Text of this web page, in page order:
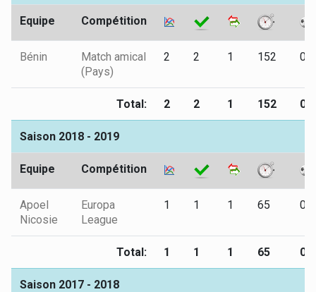
Equipe Compétition
Bénin
Match amical
(Pays)
2 2 1 152 0
Total: 2 2 1 152 0
Saison 2018 - 2019
Equipe Compétition
Apoel
Nicosie
Europa
League
1 1 1 65 0
Total: 1 1 1 65 0
Saison 2017 - 2018